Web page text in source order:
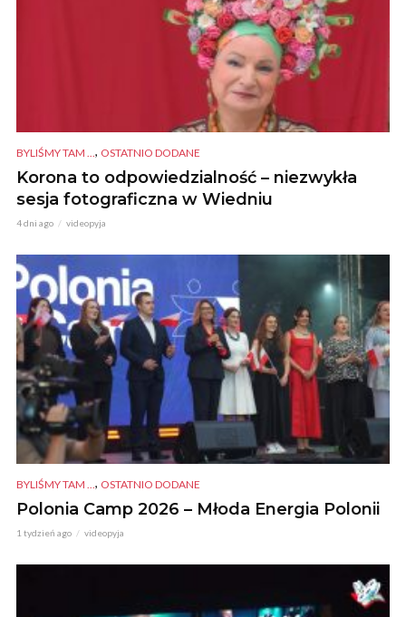
BYLIŚMY TAM ... , OSTATNIO DODANE
Korona to odpowiedzialność – niezwykła
sesja fotograficzna w Wiedniu
4 dni ago videopyja
BYLIŚMY TAM ... , OSTATNIO DODANE
Polonia Camp 2026 – Młoda Energia Polonii
1 tydzień ago videopyja